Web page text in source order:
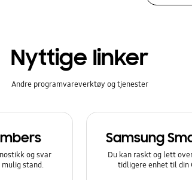
Nyttige linker
Andre programvareverktøy og tjenester
og svar
mulig stand.
Samsung
Du kan raskt og lett
tidligere enhet til din